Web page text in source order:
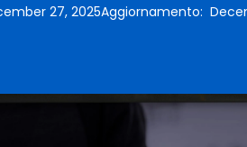
27, 2025Aggiornamento: